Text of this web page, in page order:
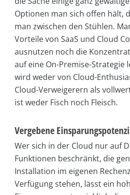
Optionen man sich offen hält,
man zwischen den Stühlen.
Vorteile von SaaS und Cloud
ausnutzen noch die
auf eine On-Premise-Strategie
wird weder von Cloud-
Cloud-Verweigerern als
ist weder Fisch noch Fleisch.
Vergebene
Wer sich in der Cloud nur auf
Funktionen beschränkt, die
Installation im eigenen
Verfügung stehen, lässt ein